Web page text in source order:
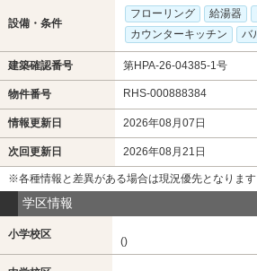
設備・条件
フローリング 給湯器
カウンターキッチン
バ
建築確認番号 第HPA-26-04385-1号
物件番号 RHS-000888384
情報更新日 2026年08月07日
次回更新日 2026年08月21日
※各種情報と差異がある場合は現況優先となります
学区情報
小学校区
()